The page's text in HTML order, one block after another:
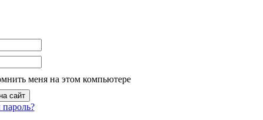
меня на этом компьютере